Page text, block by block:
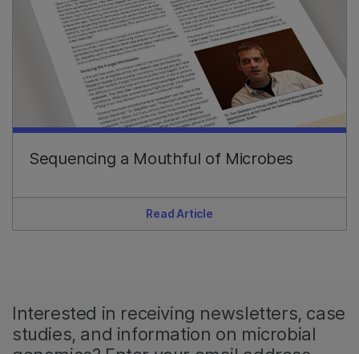
Sequencing a Mouthful of Microbes
Read Article
Interested in receiving newsletters, case
studies, and information on microbial